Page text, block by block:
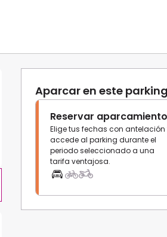
Aparcar en este parking
Reservar aparcamiento
Elige tus fechas con antelación
accede al parking durante el
periodo seleccionado a una
tarifa ventajosa.